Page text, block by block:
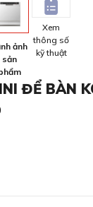
ảnh
sản
Xem
thông số
kỹ thuật
ĐỂ BÀN